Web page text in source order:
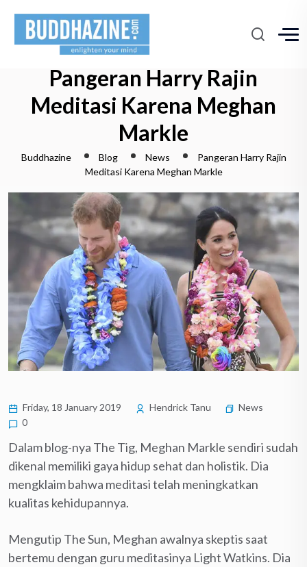
Pangeran Harry Rajin
Meditasi Karena Meghan
Markle
Buddhazine Blog News
Pangeran Harry Rajin
Meditasi Karena Meghan Markle
Friday, 18 January 2019 Hendrick Tanu
News
0
Dalam blog-nya The Tig, Meghan Markle sendiri sudah
dikenal memiliki gaya hidup sehat dan holistik. Dia
mengklaim bahwa meditasi telah meningkatkan
kualitas kehidupannya.
Mengutip The Sun, Meghan awalnya skeptis saat
bertemu dengan guru meditasinya Light Watkins. Dia